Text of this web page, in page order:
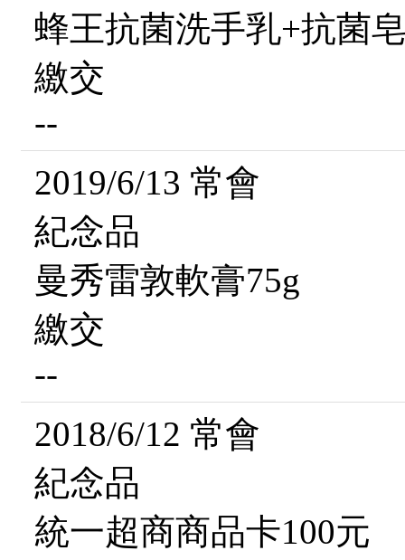
蜂王抗菌洗手乳+抗菌
繳交
--
2019/6/13 常會
紀念品
曼秀雷敦軟膏75g
繳交
--
2018/6/12 常會
紀念品
統一超商商品卡100元